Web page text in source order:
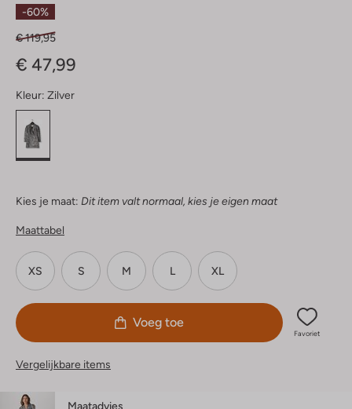
-60%
€ 119,95
€ 47,99
Kleur: Zilver
Kies je maat: Dit item valt normaal, kies je eigen maat
Maattabel
XS S M L XL
Voeg toe
Favoriet
Vergelijkbare items
Maatadvies